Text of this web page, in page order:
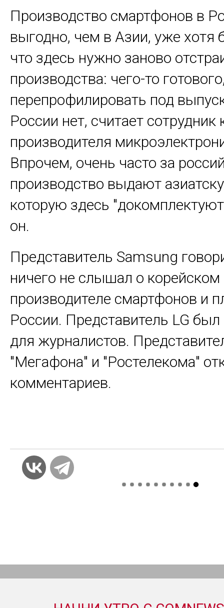
Производство смартфонов в
выгодно, чем в Азии, уже хотя
что здесь нужно заново
производства: чего-то
перепрофилировать под
России нет, считает сотрудник
производителя
Впрочем, очень часто за
производство выдают
которую здесь
он.
Представитель Samsung
ничего не слышал о корейском
производителе смартфонов и
России. Представитель LG был
для журналистов.
"Мегафона" и "Ростелекома"
комментариев.